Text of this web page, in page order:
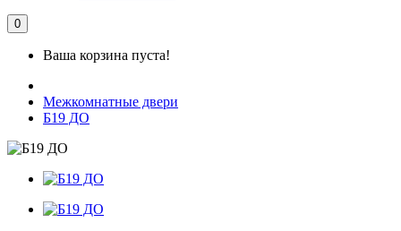
0
Ваша корзина пуста!
Межкомнатные двери
Б19 ДО